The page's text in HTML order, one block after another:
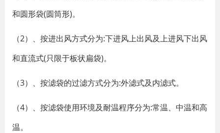
和圆形袋(圆筒形)。
（2）、按进出风方式分为:下进风上出风及上进风下出风
和直流式(只限于板状扁袋)。
（3）、按滤袋的过滤方式分为:外滤式及内滤式。
（4）、按滤袋使用环境及耐温程序分为:常温、中温和高
温。